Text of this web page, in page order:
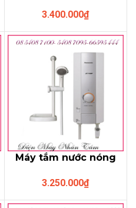
3JP4VK (có bơm )
3.400.000₫
Máy tắm nước nóng
4HP1W (có bơm)
3.250.000₫